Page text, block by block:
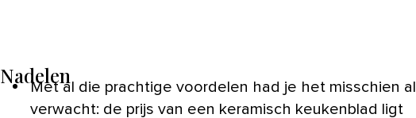
Nadelen
Met al die prachtige voordelen had je het misschien al
verwacht: de prijs van een keramisch keukenblad ligt